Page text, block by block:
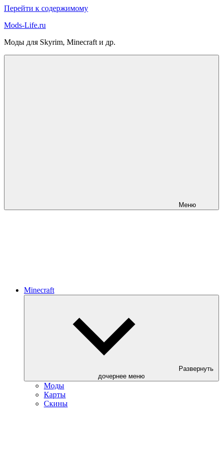
Перейти к содержимому
Mods-Life.ru
Моды для Skyrim, Minecraft и др.
Меню
Minecraft
Развернуть
дочернее меню
Моды
Карты
Скины